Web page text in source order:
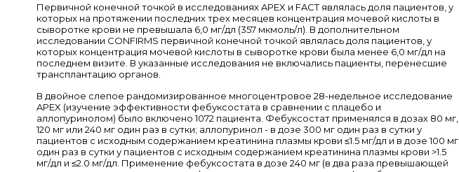
Первичной конечной точкой в исследованиях APEX и FACT являлась доля пациентов, у
которых на протяжении последних трех месяцев концентрация мочевой кислоты в
сыворотке крови не превышала 6,0 мг/дл (357 мкмоль/л). В дополнительном
исследовании CONFIRMS первичной конечной точкой являлась доля пациентов, у
которых концентрация мочевой кислоты в сыворотке крови была менее 6,0 мг/дл на
последнем визите. В указанные исследования не включались пациенты, перенесшие
трансплантацию органов.
В двойное слепое рандомизированное многоцентровое 28-недельное исследование
APEX (изучение эффективности фебуксостата в сравнении с плацебо и
аллопуринолом) было включено 1072 пациента. Фебуксостат применялся в дозах 80 мг,
120 мг или 240 мг один раз в сутки; аллопуринол - в дозе 300 мг один раз в сутки у
пациентов с исходным содержанием креатинина плазмы крови ≤1.5 мг/дл и в дозе 100 мг
один раз в сутки у пациентов с исходным содержанием креатинина плазмы крови >1.5
мг/дл и ≤2.0 мг/дл. Применение фебуксостата в дозе 240 мг (в два раза превышающей